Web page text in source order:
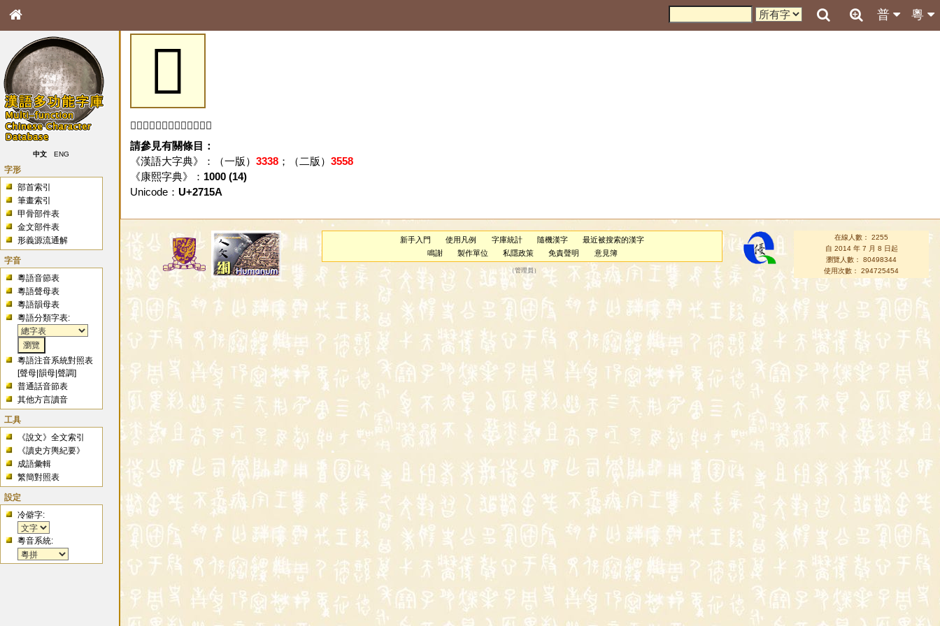
粵
普
中文 ENG
字形
部首索引
筆畫索引
甲骨部件表
金文部件表
形義源流通解
字音
粵語音節表
粵語聲母表
粵語韻母表
粵語分類字表:
粵語注音系統對照表
[聲母 |韻母 |聲調]
普通話音節表
其他方言讀音
工具
《說文》全文索引
《讀史方輿紀要》
成語彙輯
繁簡對照表
設定
冷僻字:
粵音系統:
𧅚
「𧅚」字未收錄於本資料庫。
請參見有關條目：
《漢語大字典》：（一版） 3338；（二版） 3558
《康熙字典》： 1000 (14)
Unicode： U+2715A
新手入門 使用凡例 字庫統計 隨機漢字
最近被搜索的漢字
鳴謝
製作單位 私隱政策 免責聲明 意見簿
（管理員 ）
在線人數： 2255
自 2014 年 7 月 8 日起
瀏覽人數： 80498344
使用次數： 294725454